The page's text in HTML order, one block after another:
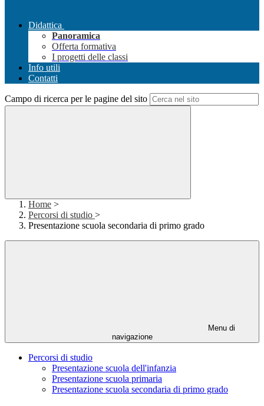
Didattica
Panoramica
Offerta formativa
I progetti delle classi
Info utili
Contatti
Campo di ricerca per le pagine del sito
Home >
Percorsi di studio >
Presentazione scuola secondaria di primo grado
Menu di
navigazione
Percorsi di studio
Presentazione scuola dell'infanzia
Presentazione scuola primaria
Presentazione scuola secondaria di primo grado